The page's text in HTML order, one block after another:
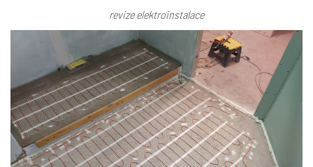
revize elektroinstalace